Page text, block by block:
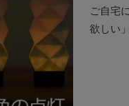
ご自宅
欲しい